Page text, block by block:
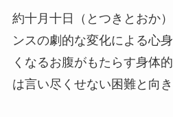
約十月十日（とつきとおか
ンスの劇的な変化による心
くなるお腹がもたらす身体
は言い尽くせない困難と向